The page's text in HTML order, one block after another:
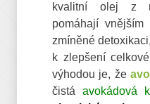
kvalitní olej z
pomáhají
zmíněné
k zlepšení
výhodou je, že
čistá avokádová